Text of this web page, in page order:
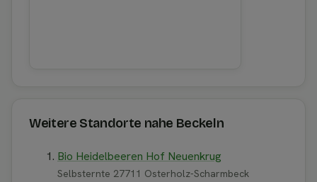
Weitere Standorte nahe Beckeln
Bio Heidelbeeren Hof Neuenkrug
Selbsternte 27711 Osterholz-Scharmbeck